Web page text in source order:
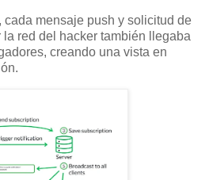
cada mensaje push y solicitud de
red del hacker también llegaba
creando una vista en